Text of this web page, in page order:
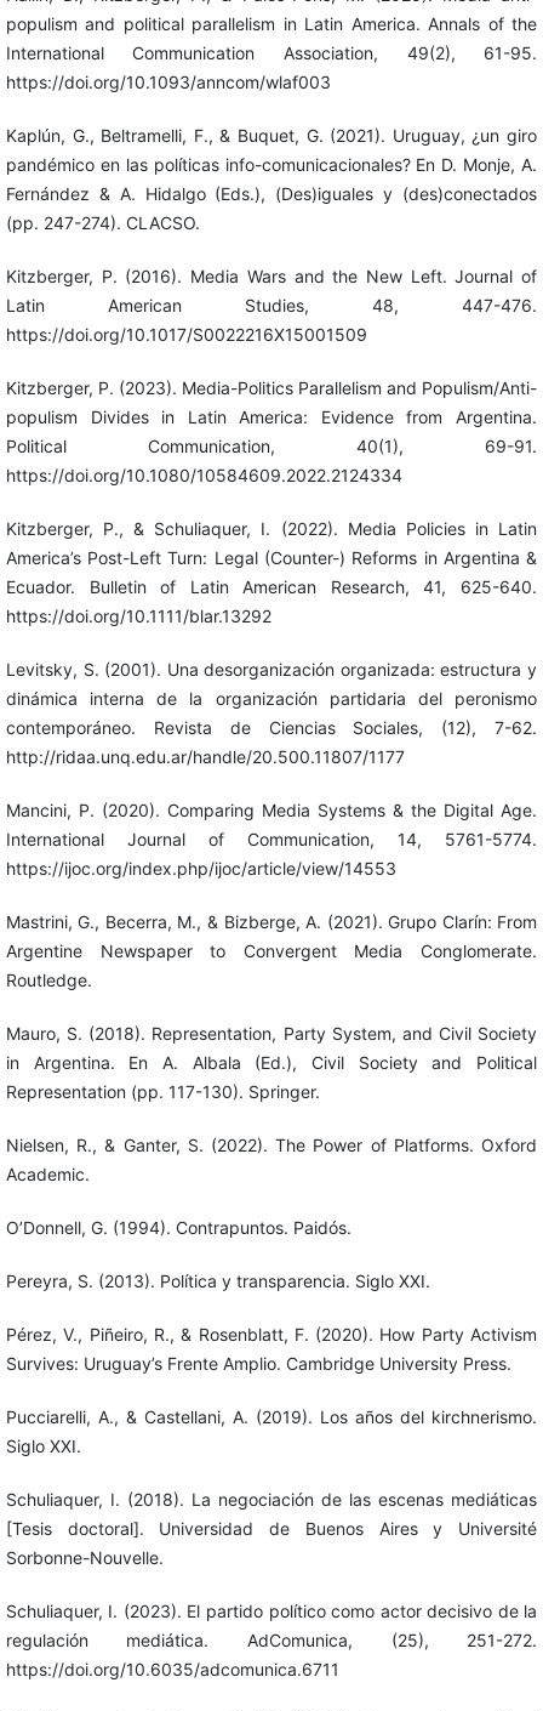
populism and political parallelism in Latin America. Annals of the
International Communication Association, 49(2), 61-95.
https://doi.org/10.1093/anncom/wlaf003
Kaplún, G., Beltramelli, F., & Buquet, G. (2021). Uruguay, ¿un giro
pandémico en las políticas info-comunicacionales? En D. Monje, A.
Fernández & A. Hidalgo (Eds.), (Des)iguales y (des)conectados
(pp. 247-274). CLACSO.
Kitzberger, P. (2016). Media Wars and the New Left. Journal of
Latin American Studies, 48, 447-476.
https://doi.org/10.1017/S0022216X15001509
Kitzberger, P. (2023). Media-Politics Parallelism and Populism/Anti-
populism Divides in Latin America: Evidence from Argentina.
Political Communication, 40(1), 69-91.
https://doi.org/10.1080/10584609.2022.2124334
Kitzberger, P., & Schuliaquer, I. (2022). Media Policies in Latin
America’s Post-Left Turn: Legal (Counter-) Reforms in Argentina &
Ecuador. Bulletin of Latin American Research, 41, 625-640.
https://doi.org/10.1111/blar.13292
Levitsky, S. (2001). Una desorganización organizada: estructura y
dinámica interna de la organización partidaria del peronismo
contemporáneo. Revista de Ciencias Sociales, (12), 7-62.
http://ridaa.unq.edu.ar/handle/20.500.11807/1177
Mancini, P. (2020). Comparing Media Systems & the Digital Age.
International Journal of Communication, 14, 5761-5774.
https://ijoc.org/index.php/ijoc/article/view/14553
Mastrini, G., Becerra, M., & Bizberge, A. (2021). Grupo Clarín: From
Argentine Newspaper to Convergent Media Conglomerate.
Routledge.
Mauro, S. (2018). Representation, Party System, and Civil Society
in Argentina. En A. Albala (Ed.), Civil Society and Political
Representation (pp. 117-130). Springer.
Nielsen, R., & Ganter, S. (2022). The Power of Platforms. Oxford
Academic.
O’Donnell, G. (1994). Contrapuntos. Paidós.
Pereyra, S. (2013). Política y transparencia. Siglo XXI.
Pérez, V., Piñeiro, R., & Rosenblatt, F. (2020). How Party Activism
Survives: Uruguay’s Frente Amplio. Cambridge University Press.
Pucciarelli, A., & Castellani, A. (2019). Los años del kirchnerismo.
Siglo XXI.
Schuliaquer, I. (2018). La negociación de las escenas mediáticas
[Tesis doctoral]. Universidad de Buenos Aires y Université
Sorbonne-Nouvelle.
Schuliaquer, I. (2023). El partido político como actor decisivo de la
regulación mediática. AdComunica, (25), 251-272.
https://doi.org/10.6035/adcomunica.6711